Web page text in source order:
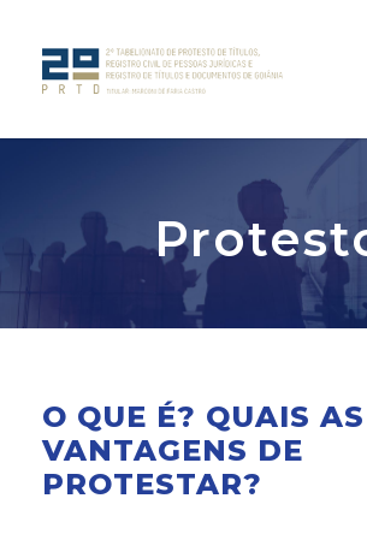
O QUE É? QUAIS AS
VANTAGENS DE
PROTESTAR?